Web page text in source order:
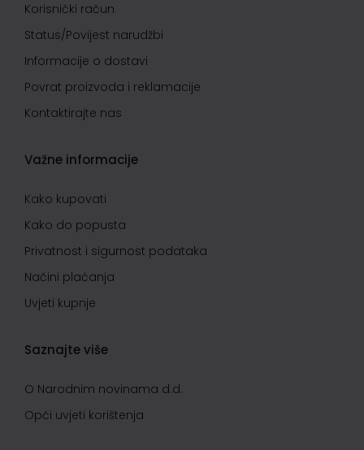
Korisnički račun
Status/Povijest narudžbi
Informacije o dostavi
Povrat proizvoda i reklamacije
Kontaktirajte nas
Važne informacije
Kako kupovati
Kako do popusta
Privatnost i sigurnost podataka
Načini plaćanja
Uvjeti kupnje
Saznajte više
O Narodnim novinama d.d.
Opći uvjeti korištenja